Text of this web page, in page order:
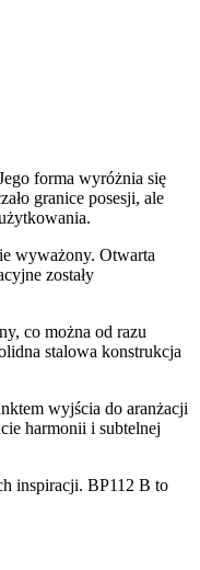
forma wyróżnia się
granice posesji, ale
wyważony. Otwarta
zostały
co można od razu
stalowa konstrukcja
wyjścia do aranżacji
harmonii i subtelnej
inspiracji. BP112 B to